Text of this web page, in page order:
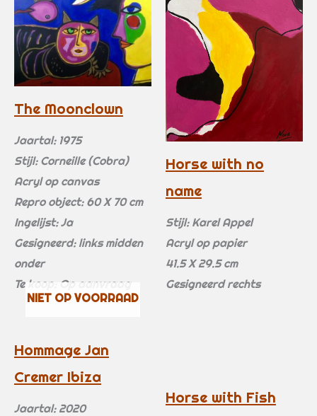
The Moonclown
Jaartal: 1975
Stijl: Corneille (Cobra)
Acryl op canvas
Repro object: 60 X 70 cm
Ingelijst: Ja
Gesigneerd: links midden
onder
Te koop: Op aanvraag
Horse with no
name
Stijl: Karel Appel
Acryl op papier
41.5 X 29.5 cm
Gesigneerd rechts
NIET OP VOORRAAD
Hommage Jan
Cremer Ibiza
Jaartal: 2020
Horse with Fish